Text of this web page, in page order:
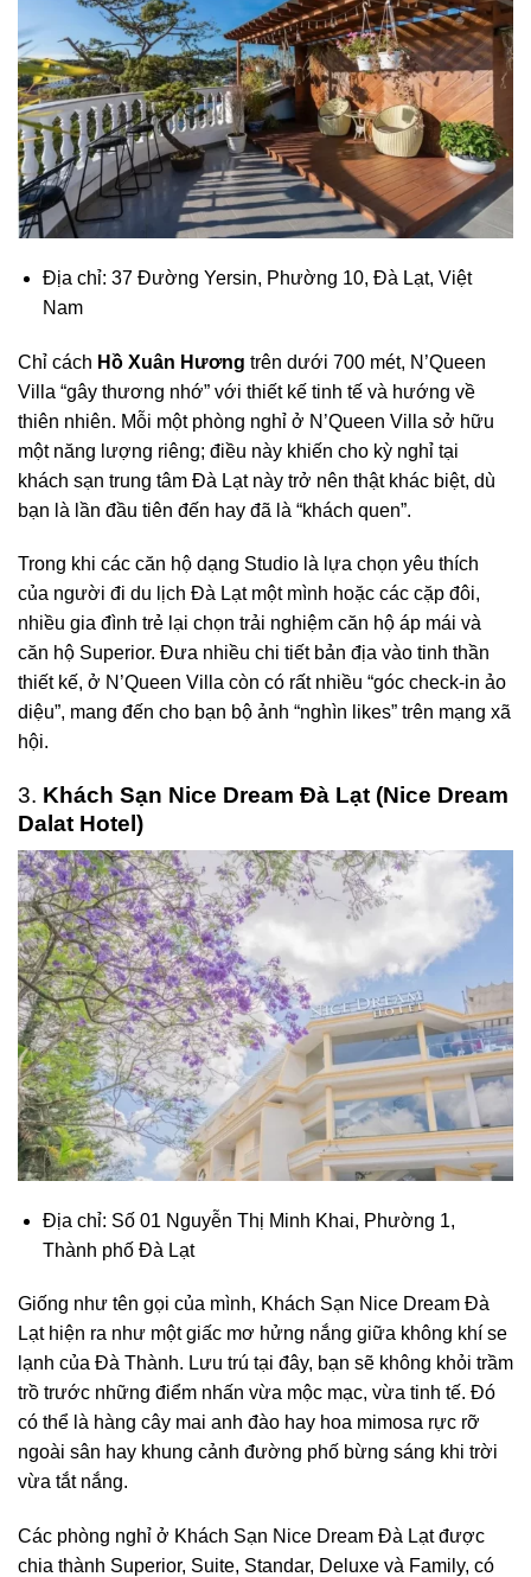
Địa chỉ: 37 Đường Yersin, Phường 10, Đà Lạt, Việt
Nam
Chỉ cách Hồ Xuân Hương trên dưới 700 mét, N’Queen
Villa “gây thương nhớ” với thiết kế tinh tế và hướng về
thiên nhiên. Mỗi một phòng nghỉ ở N’Queen Villa sở hữu
một năng lượng riêng; điều này khiến cho kỳ nghỉ tại
khách sạn trung tâm Đà Lạt này trở nên thật khác biệt, dù
bạn là lần đầu tiên đến hay đã là “khách quen”.
Trong khi các căn hộ dạng Studio là lựa chọn yêu thích
của người đi du lịch Đà Lạt một mình hoặc các cặp đôi,
nhiều gia đình trẻ lại chọn trải nghiệm căn hộ áp mái và
căn hộ Superior. Đưa nhiều chi tiết bản địa vào tinh thần
thiết kế, ở N’Queen Villa còn có rất nhiều “góc check-in ảo
diệu”, mang đến cho bạn bộ ảnh “nghìn likes” trên mạng xã
hội.
3. Khách Sạn Nice Dream Đà Lạt (Nice Dream
Dalat Hotel)
Địa chỉ: Số 01 Nguyễn Thị Minh Khai, Phường 1,
Thành phố Đà Lạt
Giống như tên gọi của mình, Khách Sạn Nice Dream Đà
Lạthiện ra như một giấc mơ hửng nắng giữa không khí se
lạnh của Đà Thành. Lưu trú tại đây, bạn sẽ không khỏi trầm
trồ trước những điểm nhấn vừa mộc mạc, vừa tinh tế. Đó
có thể là hàng cây mai anh đào hay hoa mimosa rực rỡ
ngoài sân hay khung cảnh đường phố bừng sáng khi trời
vừa tắt nắng.
Các phòng nghỉ ở Khách Sạn Nice Dream Đà Lạt được
chia thành Superior, Suite, Standar, Deluxe và Family, có